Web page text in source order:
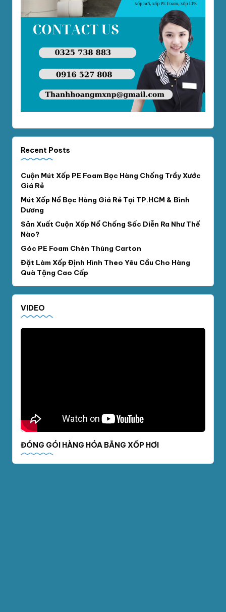
Recent Posts
Cuộn Mút Xốp PE Foam Bọc Hàng Chống Trầy Xước
Giá Rẻ
Mút Xốp Nổ Bọc Hàng Giá Rẻ Tại TP.HCM & Bình
Dương
Sản Xuất Cuộn Xốp Nổ Chống Sốc Diễn Ra Như Thế
Nào?
Góc PE Foam Chèn Thùng Carton
Đặt Làm Xốp Định Hình Theo Yêu Cầu Cho Hàng
Quà Tặng Cao Cấp
VIDEO
ĐÓNG GÓI HÀNG HÓA BẰNG XỐP HƠI